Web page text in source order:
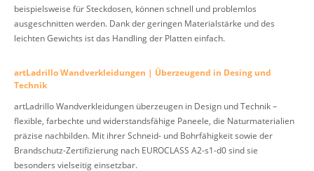
beispielsweise für Steckdosen, können schnell und problemlos
ausgeschnitten werden. Dank der geringen Materialstärke und des
leichten Gewichts ist das Handling der Platten einfach.
artLadrillo Wandverkleidungen | Überzeugend in Desing und
Technik
artLadrillo Wandverkleidungen überzeugen in Design und Technik –
flexible, farbechte und widerstandsfähige Paneele, die Naturmaterialien
präzise nachbilden. Mit ihrer Schneid- und Bohrfähigkeit sowie der
Brandschutz-Zertifizierung nach EUROCLASS A2-s1-d0 sind sie
besonders vielseitig einsetzbar.